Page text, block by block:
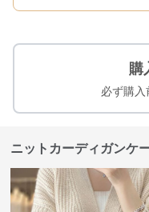
購
必ず購入
ニットカーディガンケ